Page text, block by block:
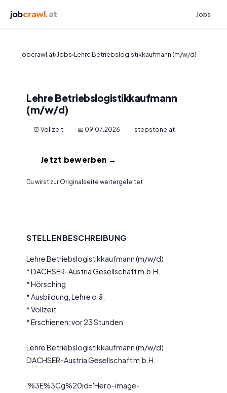
jobcrawl.at Jobs
jobcrawl.at›Jobs›Lehre Betriebslogistikkaufmann (m/w/d)
Lehre Betriebslogistikkaufmann
(m/w/d)
⏰ Vollzeit 📅 09.07.2026 stepstone.at
Jetzt bewerben →
Du wirst zur Originalseite weitergeleitet
STELLENBESCHREIBUNG
Lehre Betriebslogistikkaufmann (m/w/d)
* DACHSER-Austria Gesellschaft m.b.H.
* Hörsching
* Ausbildung, Lehre o.ä.
* Vollzeit
* Erschienen: vor 23 Stunden
Lehre Betriebslogistikkaufmann (m/w/d)
DACHSER-Austria Gesellschaft m.b.H.
'%3E%3Cg%20id='Hero-image-